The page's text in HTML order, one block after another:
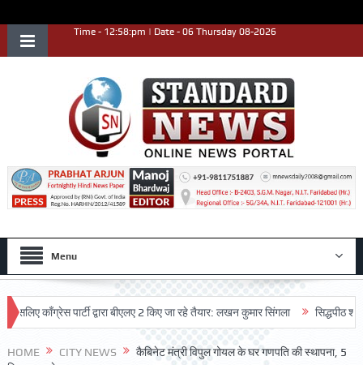
Time - 12:58:pm | Date - 06 Thursday 08-2026
Menu
पार्टी द्वारा बीएलए 2 किए जा रहे तैयार: लखन कुमार सिंगला सिद्धपीठ श्री
HOME CITY NEWS
कैबिनेट मंत्री विपुल गोयल के घर गणपति की स्थापना, 5